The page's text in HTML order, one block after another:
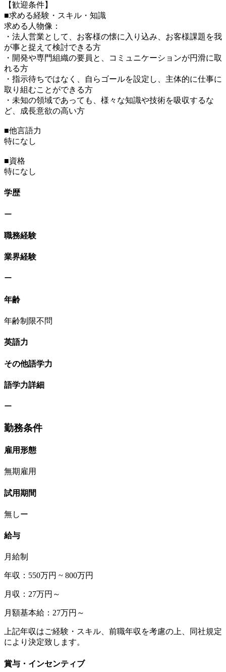
【歓迎条件】
■求める経験・スキル・知識
求める人物像：
・法人営業として、お客様の懐に入り込み、お客様課題を我
が事と捉えて検討できる方
・開発や専門組織の要員と、コミュニケーションが円滑に取
れる方
・指示待ちではなく、自らゴールを設定し、主体的に仕事に
取り組むことができる方
・未知の領域であっても、様々な知識や技術を吸収するな
ど、成長意欲の高い方
■他言語力
特になし
■資格
特になし
学歴
ー
職務経験
業界経験
ー
年齢
年齢制限不問
英語力
その他語学力
語学力詳細
ー
勤務条件
雇用形態
無期雇用
試用期間
無しー
給与
月給制
年収：550万円 ~ 800万円
月収：27万円～
月額基本給：27万円～
上記年収はご経験・スキル、前職年収を考慮の上、同社規定
により決定致します。
賞与・インセンティブ